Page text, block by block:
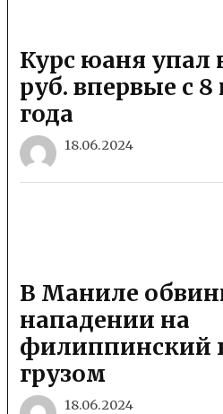
Курс юаня упал
руб. впервые с
года
18.06.2024
В Маниле
нападении на
филиппинский
грузом
18.06.2024